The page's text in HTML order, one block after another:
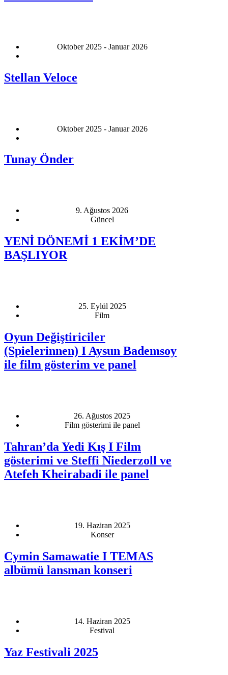
Oktober 2025 - Januar 2026
Stellan Veloce
Oktober 2025 - Januar 2026
Tunay Önder
9. Ağustos 2026
Güncel
YENİ DÖNEMİ 1 EKİM’DE
BAŞLIYOR
25. Eylül 2025
Film
Oyun Değiştiriciler
(Spielerinnen) I Aysun Bademsoy
ile film gösterim ve panel
26. Ağustos 2025
Film gösterimi ile panel
Tahran’da Yedi Kış I Film
gösterimi ve Steffi Niederzoll ve
Atefeh Kheirabadi ile panel
19. Haziran 2025
Konser
Cymin Samawatie I TEMAS
albümü lansman konseri
14. Haziran 2025
Festival
Yaz Festivali 2025